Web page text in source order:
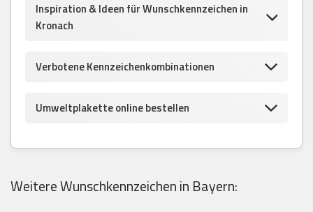
Inspiration & Ideen für Wunschkennzeichen in
Kronach
Verbotene Kennzeichenkombinationen
Umweltplakette online bestellen
Weitere Wunschkennzeichen in Bayern: